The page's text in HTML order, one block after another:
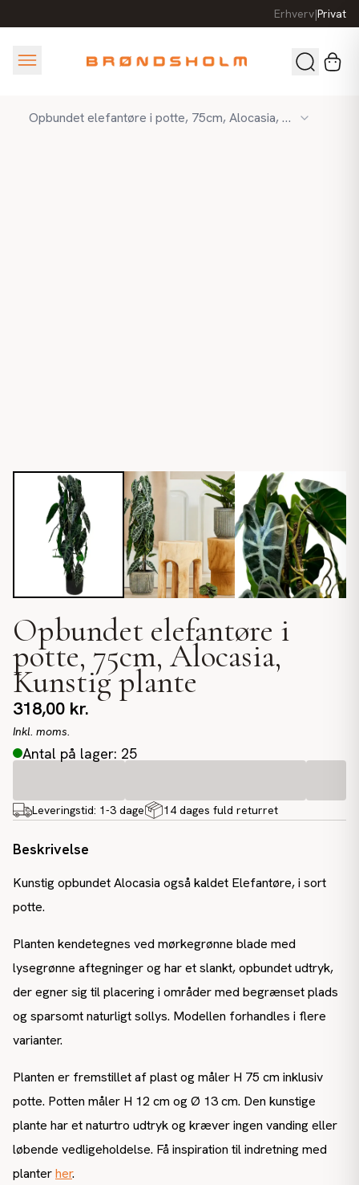
Erhverv|Privat
Opbundet elefantøre i potte, 75cm, Alocasia, Kunstig plante
Opbundet elefantøre i
potte, 75cm, Alocasia,
Kunstig plante
318,00 kr.
Inkl. moms.
Antal på lager: 25
Leveringstid: 1-3 dage 14 dages fuld returret
Beskrivelse
Kunstig opbundet Alocasia også kaldet Elefantøre, i sort
potte.
Planten kendetegnes ved mørkegrønne blade med
lysegrønne aftegninger og har et slankt, opbundet udtryk,
der egner sig til placering i områder med begrænset plads
og sparsomt naturligt sollys. Modellen forhandles i flere
varianter.
Planten er fremstillet af plast og måler H 75 cm inklusiv
potte. Potten måler H 12 cm og Ø 13 cm. Den kunstige
plante har et naturtro udtryk og kræver ingen vanding eller
løbende vedligeholdelse. Få inspiration til indretning med
planterher.